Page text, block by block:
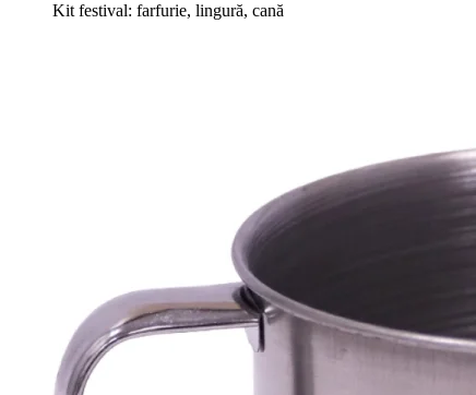
Kit festival: farfurie, lingură, cană